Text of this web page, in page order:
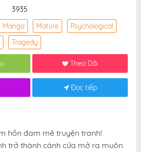
3935
Manga Mature
Psychological
Tragedy
Theo Dõi
Đọc tiếp
hồn đam mê truyện tranh!
trở thành cánh cửa mở ra muôn